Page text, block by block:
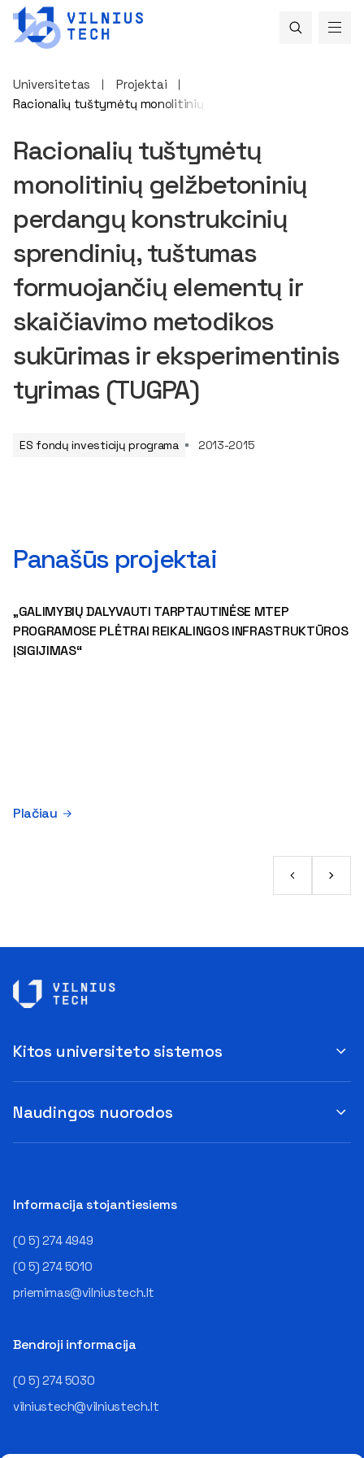
Universitetas
Projektai
Racionalių tuštymėtų monolitinių gelžbetoninių perdangų
Racionalių tuštymėtų
monolitinių gelžbetoninių
perdangų konstrukcinių
sprendinių, tuštumas
formuojančių elementų ir
skaičiavimo metodikos
sukūrimas ir eksperimentinis
tyrimas (TUGPA)
ES fondų investicijų programa 2013-2015
Panašūs projektai
„GALIMYBIŲ DALYVAUTI TARPTAUTINĖSE MTEP
PROGRAMOSE PLĖTRAI REIKALINGOS INFRASTRUKTŪROS
ĮSIGIJIMAS“
Plačiau
Informacija stojantiesiems
(0 5) 274 4949
(0 5) 274 5010
priemimas@vilniustech.lt
Bendroji informacija
(0 5) 274 5030
vilniustech@vilniustech.lt
Naudingos nuorodos
Kitos universiteto sistemos